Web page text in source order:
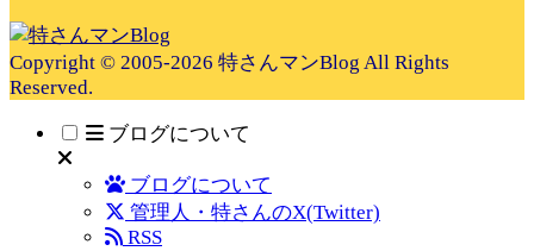
Copyright © 2005-2026 特さんマンBlog All Rights
Reserved.
ブログについて
ブログについて
管理人・特さんのX(Twitter)
RSS